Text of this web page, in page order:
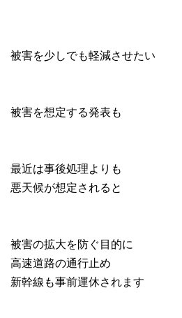
被害を少しでも軽減させたい
被害を想定する発表も
最近は事後処理よりも
悪天候が想定されると
被害の拡大を防ぐ目的に
高速道路の通行止め
新幹線も事前運休されます